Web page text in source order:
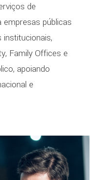
de
públicas
institucionais,
Family Offices e
apoiando
e